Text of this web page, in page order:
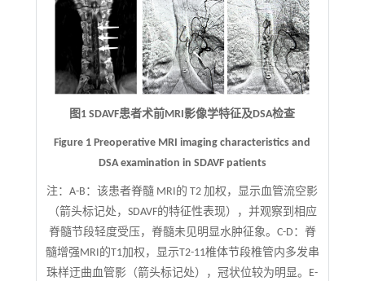
图1 SDAVF患者术前MRI影像学特征及DSA检查
Figure 1 Preoperative MRI imaging characteristics and
DSA examination in SDAVF patients
注：A-B：该患者脊髓 MRI的 T2 加权，显示血管流空影
（箭头标记处，SDAVF的特征性表现），并观察到相应
脊髓节段轻度受压，脊髓未见明显水肿征象。C-D：脊
髓增强MRI的T1加权，显示T2-11椎体节段椎管内多发串
珠样迂曲血管影（箭头标记处），冠状位较为明显。E-